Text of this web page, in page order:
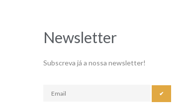
Newsletter
Subscreva já a nossa newsletter!
✔